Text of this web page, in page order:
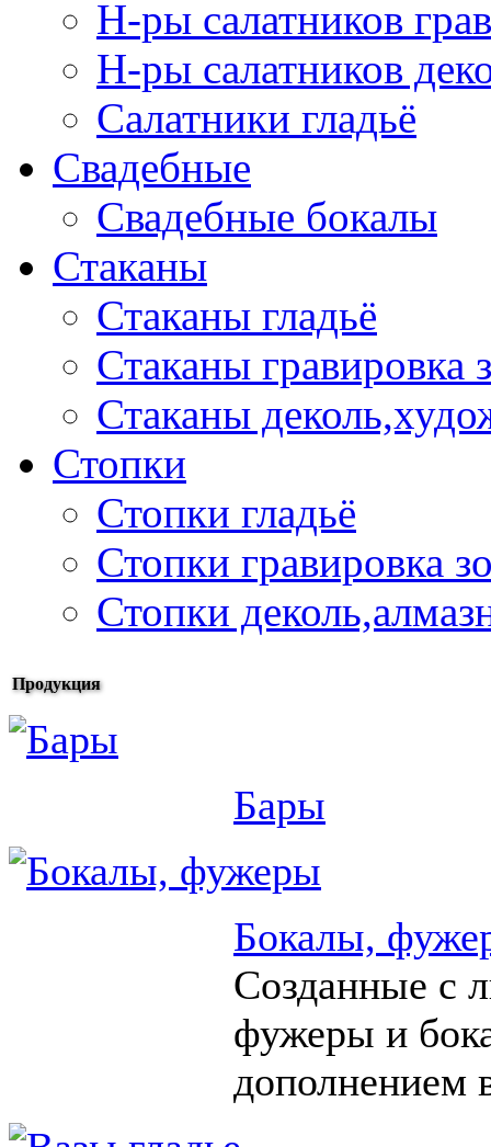
Н-ры салатников
Н-ры салатников
Салатники гладьё
Свадебные
Свадебные бокалы
Стаканы
Стаканы гладьё
Стаканы гравировка
Стаканы
Стопки
Стопки гладьё
Стопки гравировка
Стопки
Продукция
Бары
Бокалы,
Созданные с
фужеры и
дополнением